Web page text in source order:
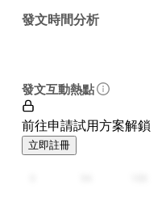
發文時間分析
發文互動熱點
前往申請試用方案解鎖
立即註冊